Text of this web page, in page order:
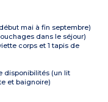
mai à fin septembre)
dans le séjour)
corps et 1 tapis de
disponibilités (un lit
et baignoire)